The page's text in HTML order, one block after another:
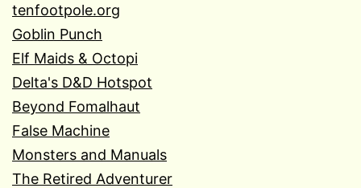
tenfootpole.org
Goblin Punch
Elf Maids & Octopi
Delta's D&D Hotspot
Beyond Fomalhaut
False Machine
Monsters and Manuals
The Retired Adventurer